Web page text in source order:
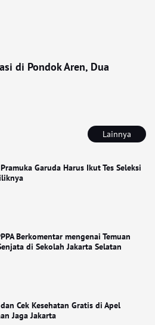
Lainnya
Garuda Harus Ikut Tes Seleksi
Berkomentar mengenai Temuan
di Sekolah Jakarta Selatan
Cek Kesehatan Gratis di Apel
Jaga Jakarta
di Pondok Aren, Dua